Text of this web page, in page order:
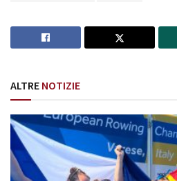
ALTRE NOTIZIE